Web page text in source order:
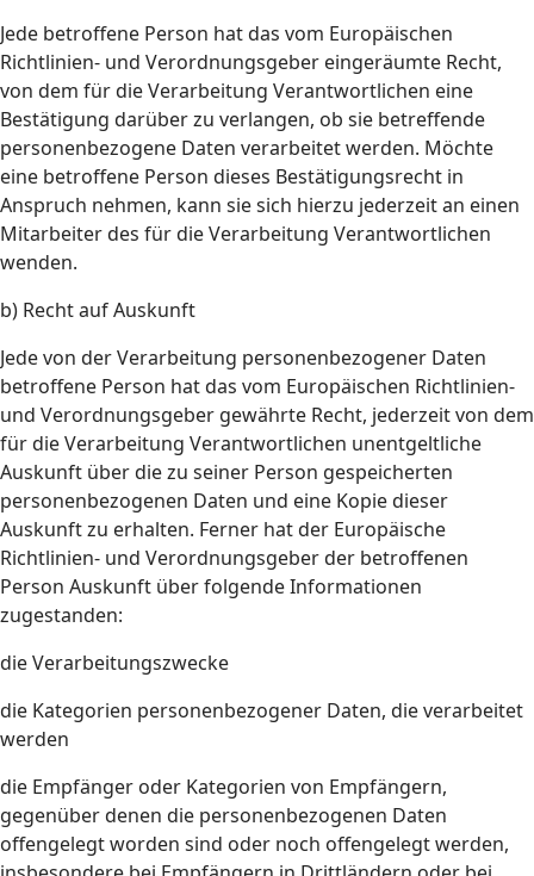
Jede betroffene Person hat das vom Europäischen
Richtlinien- und Verordnungsgeber eingeräumte Recht,
von dem für die Verarbeitung Verantwortlichen eine
Bestätigung darüber zu verlangen, ob sie betreffende
personenbezogene Daten verarbeitet werden. Möchte
eine betroffene Person dieses Bestätigungsrecht in
Anspruch nehmen, kann sie sich hierzu jederzeit an einen
Mitarbeiter des für die Verarbeitung Verantwortlichen
wenden.
b) Recht auf Auskunft
Jede von der Verarbeitung personenbezogener Daten
betroffene Person hat das vom Europäischen Richtlinien-
und Verordnungsgeber gewährte Recht, jederzeit von dem
für die Verarbeitung Verantwortlichen unentgeltliche
Auskunft über die zu seiner Person gespeicherten
personenbezogenen Daten und eine Kopie dieser
Auskunft zu erhalten. Ferner hat der Europäische
Richtlinien- und Verordnungsgeber der betroffenen
Person Auskunft über folgende Informationen
zugestanden:
die Verarbeitungszwecke
die Kategorien personenbezogener Daten, die verarbeitet
werden
die Empfänger oder Kategorien von Empfängern,
gegenüber denen die personenbezogenen Daten
offengelegt worden sind oder noch offengelegt werden,